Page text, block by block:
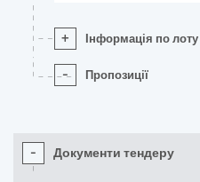
+ Інформація по лоту
- Пропозиції
- Документи тендеру